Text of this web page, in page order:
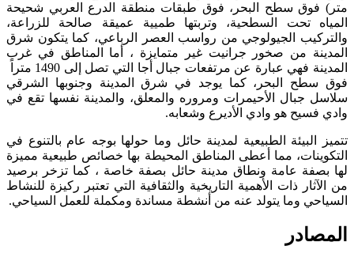
متر) فوق سطح البحر، فوق طبقات منطقة الدرع العربي شحيحة
المياه تحت السطحية، وتربتها طميية عميقة صالحة للزراعة،
والتركيب الجيولوجي من رواسب العصر الرباعي، كما يتكون شرق
المدينة من صخور جرانيت غير متمايزة ، أما المناطق في غرب
المدينة فهي عبارة عن مرتفعات جبال أجا التي تصل إلى 1490 متراً
فوق سطح البحر، كما يوجد في شرق المدينة وجنوبها الشرقي
سلاسل جبال الأحيمرات ومروره والمعلق، والمدينة نفسها تقع في
وادي فسيح هو وادي الأديرع وشعابه.
تتميز البيئة الطبيعية لمدينة حائل وما حولها بوجه عام بالتنوع في
التكوينات، مما أعطى المناطق المحيطة بها خصائص طبيعية مميزة
لها بصفة عامة ونطاق مدينة حائل بصفة خاصة ، كما تزخر برصيد
من الآثار ذات الأهمية التاريخية والثقافية التي تعتبر ركيزة للنشاط
السياحي وما يتولد عنه من أنشطة مساندة ومكملة للعمل السياحي.
المصادر